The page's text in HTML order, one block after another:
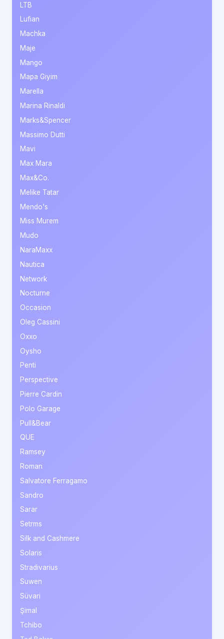
LTB
Lufian
Machka
Maje
Mango
Mapa Giyim
Marella
Marina Rinaldi
Marks&Spencer
Massimo Dutti
Mavi
Max Mara
Max&Co.
Melike Tatar
Mendo's
Miss Murem
Mudo
NaraMaxx
Nautica
Network
Nocturne
Occasion
Oleg Cassini
Oxxo
Oysho
Penti
Perspective
Pierre Cardin
Polo Garage
Pull&Bear
QUE
Ramsey
Roman
Salvatore Ferragamo
Sandro
Sarar
Setrms
Silk and Cashmere
Solaris
Stradivarius
Suwen
Süvari
Şimal
Tchibo